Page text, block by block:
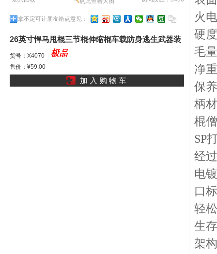
拿不定可让朋友给点意见：
26英寸悍马甩棍三节棍伸缩棍车载防身逃生武器装
甲加长棍棒坦克棍甲W
货号：X4070
售价：¥59.00
加 入 购 物 车
火
硬
毛
净
保
柄
棍
SP
经
电
口
轻
生
架